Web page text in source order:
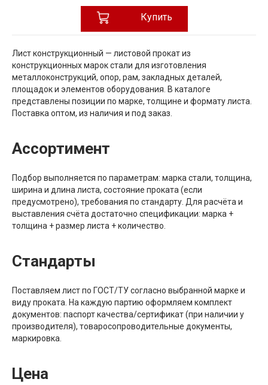
Купить
Лист конструкционный — листовой прокат из
конструкционных марок стали для изготовления
металлоконструкций, опор, рам, закладных деталей,
площадок и элементов оборудования. В каталоге
представлены позиции по марке, толщине и формату листа.
Поставка оптом, из наличия и под заказ.
Ассортимент
Подбор выполняется по параметрам: марка стали, толщина,
ширина и длина листа, состояние проката (если
предусмотрено), требования по стандарту. Для расчёта и
выставления счёта достаточно спецификации: марка +
толщина + размер листа + количество.
Стандарты
Поставляем лист по ГОСТ/ТУ согласно выбранной марке и
виду проката. На каждую партию оформляем комплект
документов: паспорт качества/сертификат (при наличии у
производителя), товаросопроводительные документы,
маркировка.
Цена